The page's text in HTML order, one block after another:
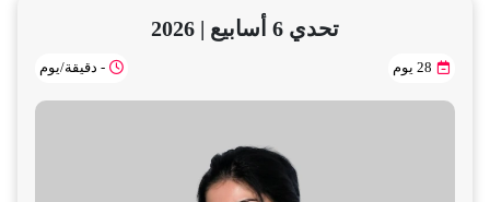
تحدي 6 أسابيع | 2026
28 يوم - دقيقة/يوم